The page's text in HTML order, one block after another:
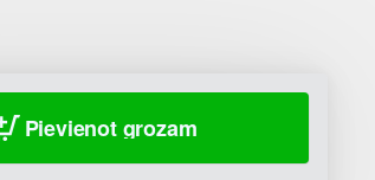
Pievienot grozam